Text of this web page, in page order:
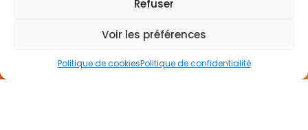
Refuser
Voir les préférences
Politique de cookiesPolitique de confidentialité